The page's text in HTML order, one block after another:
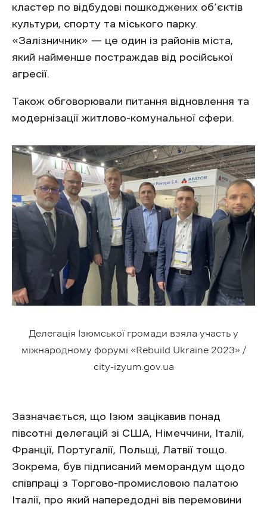
кластер по відбудові пошкоджених об’єктів
культури, спорту та міського парку.
«Залізничник» — це один із районів міста,
який найменше постраждав від російської
агресії.
Також обговорювали питання відновлення та
модернізації житлово-комунальної сфери.
Делегація Ізюмської громади взяла участь у
міжнародному форумі «Rebuild Ukraine 2023» /
city-izyum.gov.ua
Зазначається, що Ізюм зацікавив понад
півсотні делегацій зі США, Німеччини, Італії,
Франції, Португалії, Польщі, Латвії тощо.
Зокрема, був підписаний меморандум щодо
співпраці з Торгово-промисловою палатою
Італії, про який напередодні вів перемовини